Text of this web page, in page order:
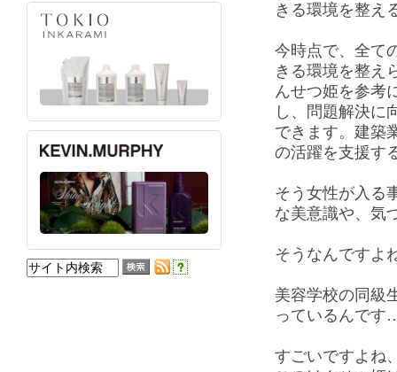
きる環境を整え
今時点で、全て
きる環境を整え
んせつ姫を参考
し、問題解決に
できます。建築
の活躍を支援す
そう女性が入る
な美意識や、気
そうなんですよ
美容学校の同級
っているんです
すごいですよね